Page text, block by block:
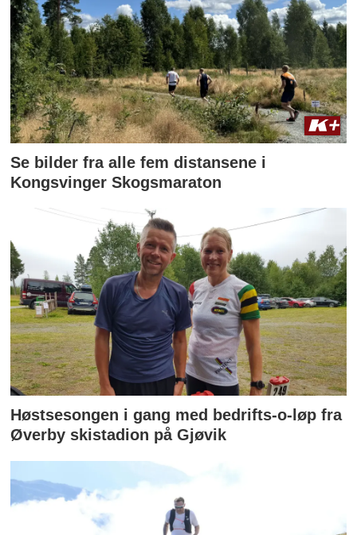
Se bilder fra alle fem distansene i
Kongsvinger Skogsmaraton
Høstsesongen i gang med bedrifts-o-løp fra
Øverby skistadion på Gjøvik